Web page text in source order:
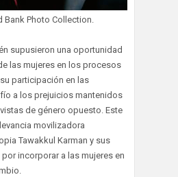
Bank Photo Collection.
supusieron una oportunidad
las mujeres en los procesos
participación en las
a los prejuicios mantenidos
de género opuesto. Este
movilizadora
Tawakkul Karman y sus
incorporar a las mujeres en